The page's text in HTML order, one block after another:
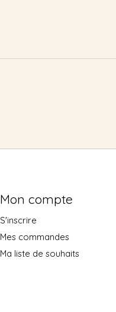
Mon compte
S'inscrire
Mes commandes
Ma liste de souhaits